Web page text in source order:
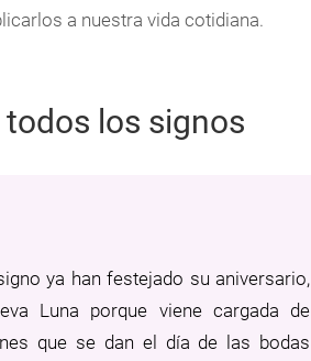
a nuestra vida cotidiana.
los signos
ya han festejado su aniversario,
Luna porque viene cargada de
que se dan el día de las bodas